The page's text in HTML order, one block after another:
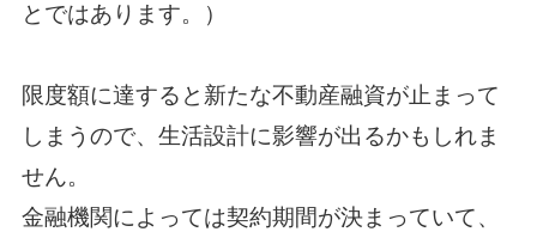
とではあります。）
限度額に達すると新たな不動産融資が止まって
しまうので、生活設計に影響が出るかもしれま
せん。
金融機関によっては契約期間が決まっていて、